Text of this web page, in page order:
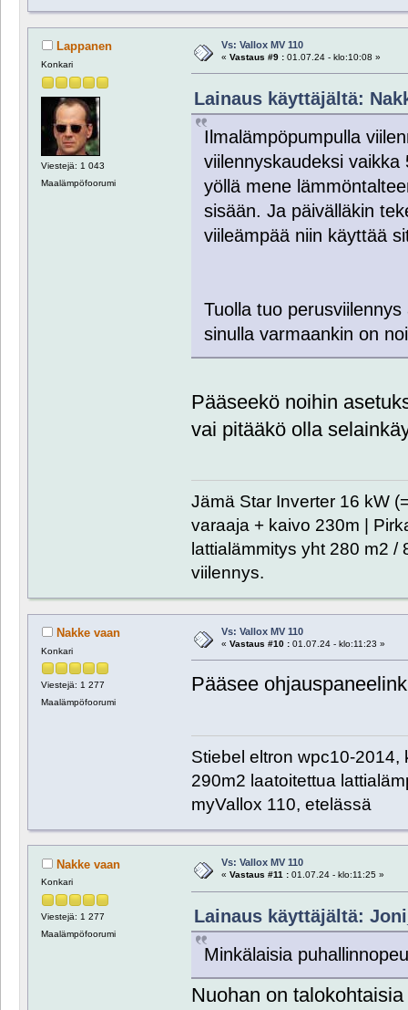
Lappanen
Konkari
Viestejä: 1 043
Maalämpöfoorumi
Vs: Vallox MV 110
« Vastaus #9 :01.07.24 - klo:10:08 »
Lainaus käyttäjältä:
Ilmalämpöpumpulla
viilennyskaudeksi
yöllä mene
sisään. Ja päivälläkin
viileämpää niin käyttää
Tuolla tuo
sinulla varmaankin on
Pääseekö noihin
vai pitääkö olla
Jämä Star Inverter 16 kW
varaaja + kaivo 230m |
lattialämmitys yht 280 m2 /
viilennys.
Nakke vaan
Konkari
Viestejä: 1 277
Maalämpöfoorumi
Vs: Vallox MV 110
« Vastaus #10 :01.07.24 - klo:11:23 »
Pääsee
Stiebel eltron wpc10-
290m2 laatoitettua
myVallox 110, etelässä
Nakke vaan
Konkari
Viestejä: 1 277
Maalämpöfoorumi
Vs: Vallox MV 110
« Vastaus #11 :01.07.24 - klo:11:25 »
Lainaus käyttäjältä:
Minkälaisia
Nuohan on